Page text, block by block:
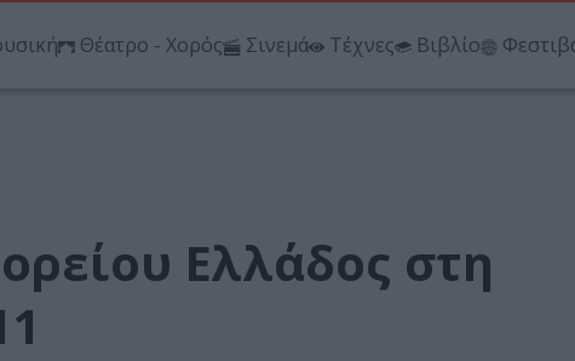
Θέατρο - Χορός Σινεμά Τέχνες Βιβλίο
Ελλάδος στη